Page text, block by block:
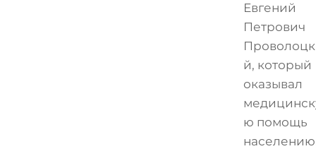
Евгений
Петрович
й, который
оказывал
ю помощь